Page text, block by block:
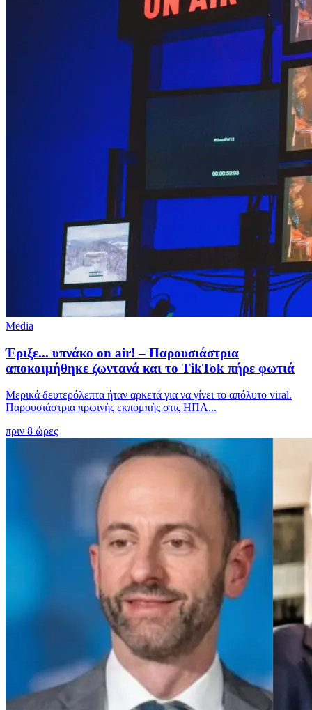
Media
Έριξε... υπνάκο on air! – Παρουσιάστρια
αποκοιμήθηκε ζωντανά και το TikTok πήρε φωτιά
Μερικά δευτερόλεπτα ήταν αρκετά για να γίνει το απόλυτο viral.
Παρουσιάστρια πρωινής εκπομπής στις ΗΠΑ...
πριν 8 ώρες